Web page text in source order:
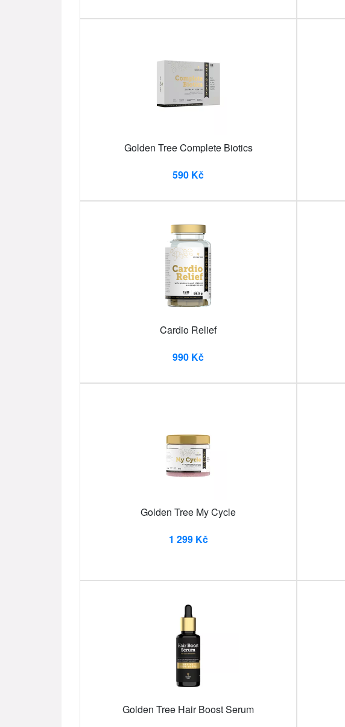
Golden Tree Complete Biotics
590 Kč
Cardio Relief
990 Kč
Golden Tree My Cycle
1 299 Kč
Golden Tree Hair Boost Serum